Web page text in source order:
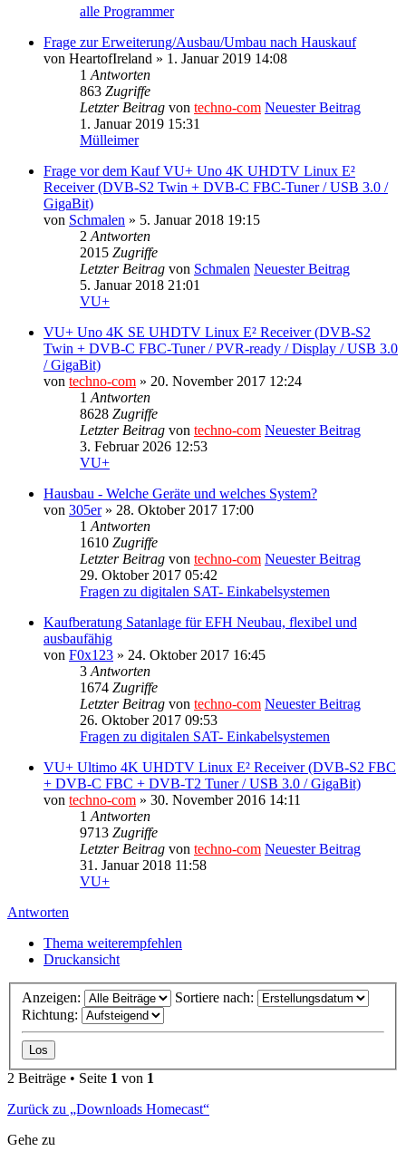
alle Programmer
Frage zur Erweiterung/Ausbau/Umbau nach Hauskauf
von HeartofIreland » 1. Januar 2019 14:08
1 Antworten
863 Zugriffe
Letzter Beitrag von techno-com Neuester Beitrag
1. Januar 2019 15:31
Mülleimer
Frage vor dem Kauf VU+ Uno 4K UHDTV Linux E²
Receiver (DVB-S2 Twin + DVB-C FBC-Tuner / USB 3.0 /
GigaBit)
von Schmalen » 5. Januar 2018 19:15
2 Antworten
2015 Zugriffe
Letzter Beitrag von Schmalen Neuester Beitrag
5. Januar 2018 21:01
VU+
VU+ Uno 4K SE UHDTV Linux E² Receiver (DVB-S2
Twin + DVB-C FBC-Tuner / PVR-ready / Display / USB 3.0
/ GigaBit)
von techno-com » 20. November 2017 12:24
1 Antworten
8628 Zugriffe
Letzter Beitrag von techno-com Neuester Beitrag
3. Februar 2026 12:53
VU+
Hausbau - Welche Geräte und welches System?
von 305er» 28. Oktober 2017 17:00
1 Antworten
1610 Zugriffe
Letzter Beitrag von techno-com Neuester Beitrag
29. Oktober 2017 05:42
Fragen zu digitalen SAT- Einkabelsystemen
Kaufberatung Satanlage für EFH Neubau, flexibel und
ausbaufähig
von F0x123 » 24. Oktober 2017 16:45
3 Antworten
1674 Zugriffe
Letzter Beitrag von techno-com Neuester Beitrag
26. Oktober 2017 09:53
Fragen zu digitalen SAT- Einkabelsystemen
VU+ Ultimo 4K UHDTV Linux E² Receiver (DVB-S2 FBC
+ DVB-C FBC + DVB-T2 Tuner / USB 3.0 / GigaBit)
von techno-com » 30. November 2016 14:11
1 Antworten
9713 Zugriffe
Letzter Beitrag von techno-com Neuester Beitrag
31. Januar 2018 11:58
VU+
Antworten
Thema weiterempfehlen
Druckansicht
Anzeigen:
Sortiere nach:
Richtung:
2 Beiträge • Seite 1 von 1
Zurück zu „Downloads Homecast“
Gehe zu